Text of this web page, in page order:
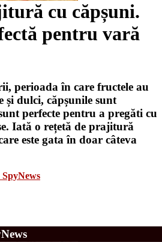
cu căpșuni.
pentru vară
perioada în care fructele au
și dulci, căpșunile sunt
perfecte pentru a pregăti cu
Iată o rețetă de prajitură
este gata în doar câteva